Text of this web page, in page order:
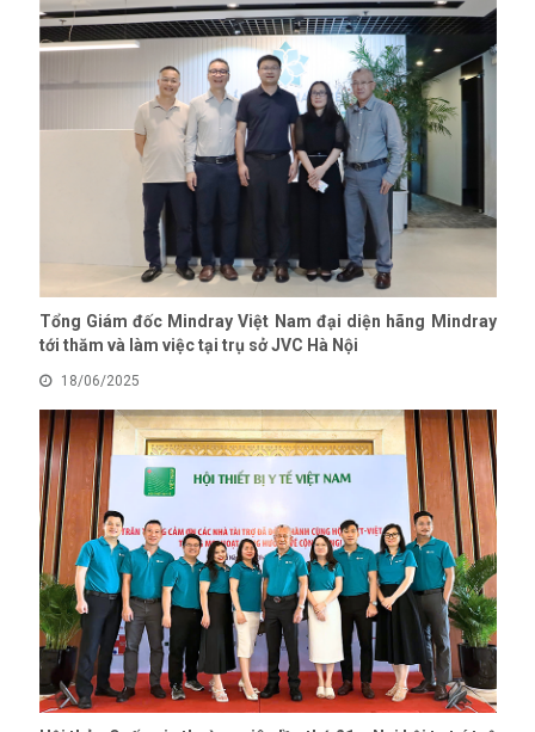
Tổng Giám đốc Mindray Việt Nam đại diện hãng Mindray
tới thăm và làm việc tại trụ sở JVC Hà Nội
18/06/2025